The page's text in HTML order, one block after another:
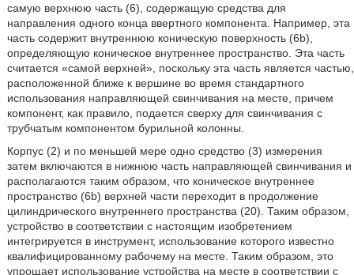
самую верхнюю часть (6), содержащую средства для
направления одного конца ввертного компонента. Например, эта
часть содержит внутреннюю коническую поверхность (6b),
определяющую коническое внутреннее пространство. Эта часть
считается «самой верхней», поскольку эта часть является частью,
расположенной ближе к вершине во время стандартного
использования направляющей свинчивания на месте, причем
компонент, как правило, подается сверху для свинчивания с
трубчатым компонентом бурильной колонны.
Корпус (2) и по меньшей мере одно средство (3) измерения
затем включаются в нижнюю часть направляющей свинчивания и
располагаются таким образом, что коническое внутреннее
пространство (6b) верхней части переходит в продолжение
цилиндрического внутреннего пространства (20). Таким образом,
устройство в соответствии с настоящим изобретением
интегрируется в инструмент, использование которого известно
квалифицированному рабочему на месте. Таким образом, это
упрощает использование устройства на месте в соответствии с